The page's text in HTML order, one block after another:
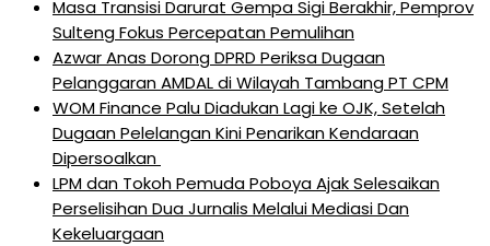
Masa Transisi Darurat Gempa Sigi Berakhir, Pemprov
Sulteng Fokus Percepatan Pemulihan
Azwar Anas Dorong DPRD Periksa Dugaan
Pelanggaran AMDAL di Wilayah Tambang PT CPM
‎WOM Finance Palu Diadukan Lagi ke OJK, Setelah
Dugaan Pelelangan Kini Penarikan Kendaraan
Dipersoalkan ‎
LPM dan Tokoh Pemuda Poboya Ajak Selesaikan
Perselisihan Dua Jurnalis Melalui Mediasi Dan
Kekeluargaan